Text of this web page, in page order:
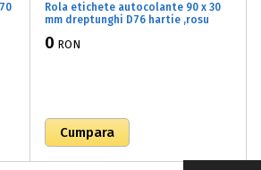
Rola etichete autocolante 90 x 30
mm dreptunghi D76 hartie ,rosu
(82x090030)
0 RON